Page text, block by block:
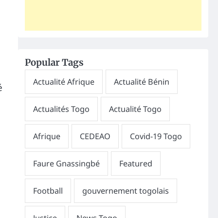
Popular Tags